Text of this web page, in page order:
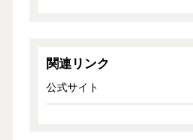
関連リンク
公式サイト